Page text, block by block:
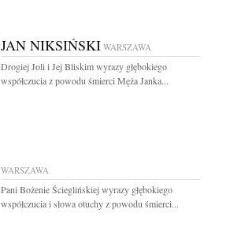
JAN NIKSIŃSKI WARSZAWA
Drogiej Joli i Jej Bliskim wyrazy głębokiego
współczucia z powodu śmierci Męża Janka...
WARSZAWA
Pani Bożenie Ścieglińskiej wyrazy głębokiego
współczucia i słowa otuchy z powodu śmierci...